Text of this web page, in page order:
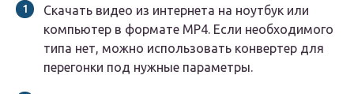
Скачать видео из интернета на ноутбук или
компьютер в формате МР4. Если необходимого
типа нет, можно использовать конвертер для
перегонки под нужные параметры.